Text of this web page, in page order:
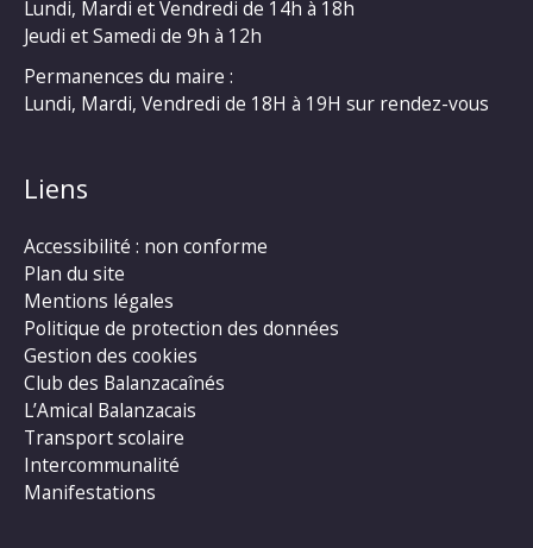
Lundi, Mardi et Vendredi de 14h à 18h
Jeudi et Samedi de 9h à 12h
Permanences du maire :
Lundi, Mardi, Vendredi de 18H à 19H sur rendez-vous
Liens
Accessibilité : non conforme
Plan du site
Mentions légales
Politique de protection des données
Gestion des cookies
Club des Balanzacaînés
L’Amical Balanzacais
Transport scolaire
Intercommunalité
Manifestations